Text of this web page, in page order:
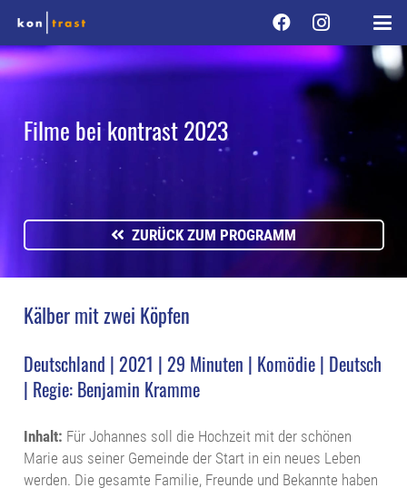
Filme bei kontrast 2023
ZURÜCK ZUM PROGRAMM
Kälber mit zwei Köpfen
Deutschland | 2021 | 29 Minuten | Komödie | Deutsch
| Regie: Benjamin Kramme
Inhalt: Für Johannes soll die Hochzeit mit der schönen
Marie aus seiner Gemeinde der Start in ein neues Leben
werden. Die gesamte Familie, Freunde und Bekannte haben